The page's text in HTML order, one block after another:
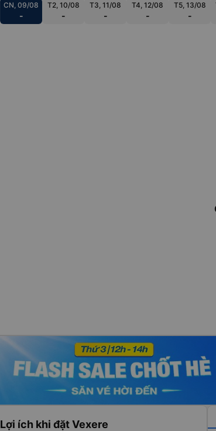
CN, 09/08
-
T2, 10/08
-
T3, 11/08
-
T4, 12/08
-
T5, 13/08
-
Lợi ích khi đặt Vexere